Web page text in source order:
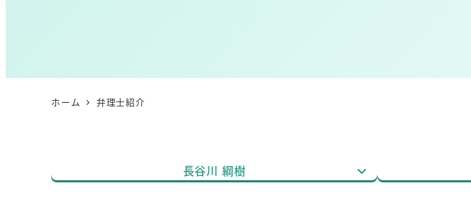
ホーム 弁理士紹介
長谷川 綱樹